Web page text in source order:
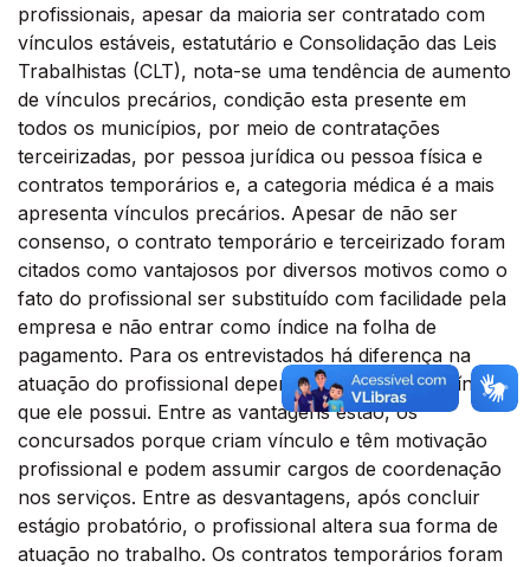
profissionais, apesar da maioria ser contratado com
vínculos estáveis, estatutário e Consolidação das Leis
Trabalhistas (CLT), nota-se uma tendência de aumento
de vínculos precários, condição esta presente em
todos os municípios, por meio de contratações
terceirizadas, por pessoa jurídica ou pessoa física e
contratos temporários e, a categoria médica é a mais
apresenta vínculos precários. Apesar de não ser
consenso, o contrato temporário e terceirizado foram
citados como vantajosos por diversos motivos como o
fato do profissional ser substituído com facilidade pela
empresa e não entrar como índice na folha de
pagamento. Para os entrevistados há diferença na
atuação do profissional dependendo do tipo de vínculo
que ele possui. Entre as vantagens estão, os
concursados porque criam vínculo e têm motivação
profissional e podem assumir cargos de coordenação
nos serviços. Entre as desvantagens, após concluir
estágio probatório, o profissional altera sua forma de
atuação no trabalho. Os contratos temporários foram